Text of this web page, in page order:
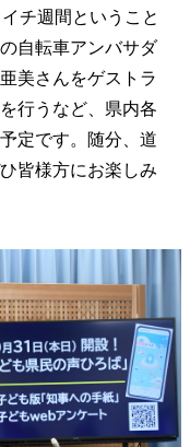
チ週間ということ
自転車アンバサダ
美さんをゲストラ
行うなど、県内各
定です。随分、道
皆様方にお楽しみ